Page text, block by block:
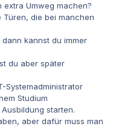
extra Umweg machen?
die bei manchen
kannst du immer
du aber später
Systemadministrator
Studium
starten.
aber dafür muss man